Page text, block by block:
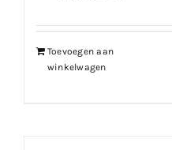
Toevoegen aan
winkelwagen